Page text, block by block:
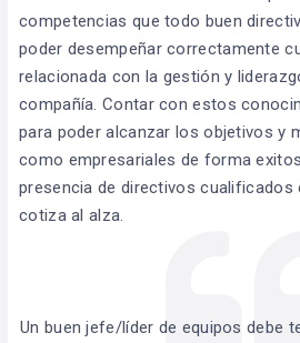
competencias que todo buen
poder desempeñar correctamente
relacionada con la gestión y
compañía. Contar con estos
para poder alcanzar los objetivos y
como empresariales de forma
presencia de directivos cualificados
cotiza al alza.
Un buen jefe/líder de equipos debe